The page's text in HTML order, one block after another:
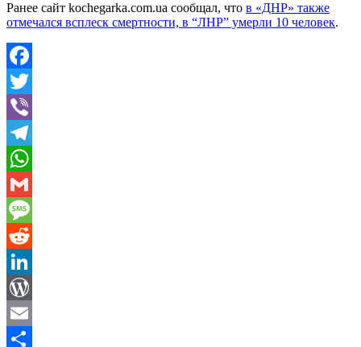
Ранее сайт kochegarka.com.ua сообщал, что в «ДНР» также
отмечался всплеск смертности, в “ЛНР” умерли 10 человек.
Facebook
Twitter
Viber
Telegram
WhatsApp
Gmail
Message
Reddit
LinkedIn
WordPress
Email